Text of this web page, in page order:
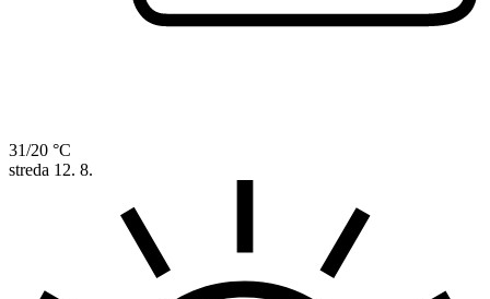
31/20 °C
streda 12. 8.